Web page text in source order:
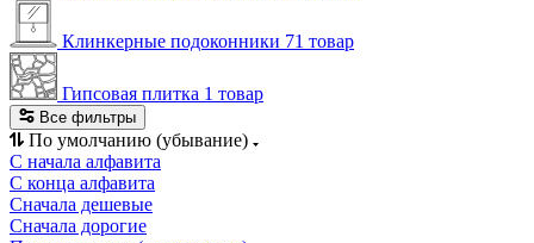
Клинкерные подоконники 71 товар
Гипсовая плитка 1 товар
Все фильтры
По умолчанию (убывание)
С начала алфавита
С конца алфавита
Сначала дешевые
Сначала дорогие